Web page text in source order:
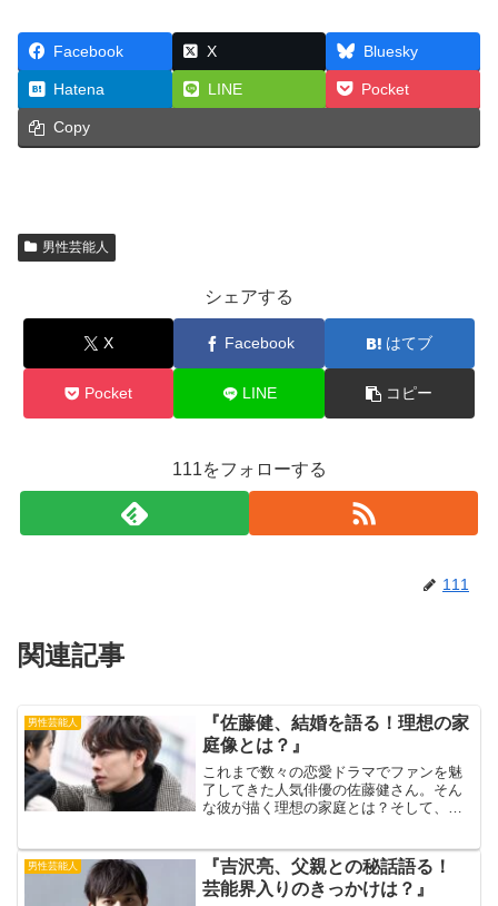
Facebook X Bluesky
Hatena LINE Pocket
Copy
男性芸能人
シェアする
X Facebook はてブ
Pocket LINE コピー
111をフォローする
111
関連記事
男性芸能人
『佐藤健、結婚を語る！理想の家
庭像とは？』
これまで数々の恋愛ドラマでファンを魅
了してきた人気俳優の佐藤健さん。そん
な彼が描く理想の家庭とは？そして、結
るインタビューや発言から、彼の理想の
家庭像を紐解いていきます...
男性芸能人
『吉沢亮、父親との秘話語る！
芸能界入りのきっかけは？』